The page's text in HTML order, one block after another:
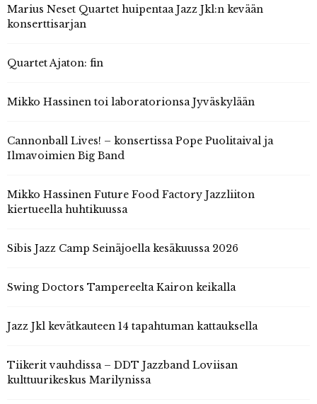
Marius Neset Quartet huipentaa Jazz Jkl:n kevään
konserttisarjan
Quartet Ajaton: fin
Mikko Hassinen toi laboratorionsa Jyväskylään
Cannonball Lives! – konsertissa Pope Puolitaival ja
Ilmavoimien Big Band
Mikko Hassinen Future Food Factory Jazzliiton
kiertueella huhtikuussa
Sibis Jazz Camp Seinäjoella kesäkuussa 2026
Swing Doctors Tampereelta Kairon keikalla
Jazz Jkl kevätkauteen 14 tapahtuman kattauksella
Tiikerit vauhdissa – DDT Jazzband Loviisan
kulttuurikeskus Marilynissa